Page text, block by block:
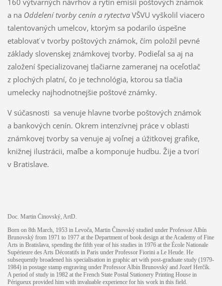
160 výtvarných návrhov a rytín emisií poštových známok
a na Oddelení tvorby cenín a rytectvaVŠVU vyškolil viacero
talentovaných umelcov, ktorým sa podarilo úspešne
etablovať v tvorby poštových známok, čím položil pevné
základy slovenskej známkovej tvorby. Podieľal sa aj na
založení špecializovanej tlačiarne zameranej na oceľotlač
z plochých platní, čo je technológia, ktorou sa tlačia
umelecky najhodnotnejšie poštové známky.
V súčasnosti sa venuje hlavne tvorbe poštových známok
a bankových cenín. Okrem intenzívnej práce v oblasti
známkovej tvorby sa venuje aj voľnej a úžitkovej grafike,
knižnej ilustrácii, maľbe a komponuje hudbu. Žije a tvorí
v Bratislave.
Doc. Martin Činovský, ArtD.
Born on 8th March, 1953 in Levoča, Martin Činovský studied under Professor Albín
Brunovský from 1971 to 1977 at the Department of book design at the Academy of Fine
Arts in Bratislava, spending the fifth year of his studies in 1976 at the École Nationale
Supérieure des Arts Décoratifs in Paris under Professor Fiorini a Le Heude. He
subsequently broadened his specialisation in graphic art with post-graduate study (1979-
1984) in postage stamp engraving under Professor Albín Brunovský and Jozef Herčík.
A period of study in 1982 at the French State Postal Stationery Printing House in
Périgueux provided him with invaluable experience for his work in this field.